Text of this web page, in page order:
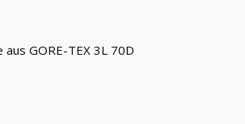
GORE-TEX 3L 70D